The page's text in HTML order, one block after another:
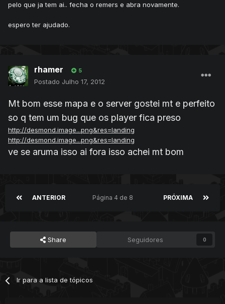
pelo que ja tem ai.. fecha o remers e abra novamente.
espero ter ajudado.
rhamer 5
Postado Julho 17, 2012
Mt bom esse mapa e o server gostei mt e perfeito
so q tem um bug que os player fica preso
http://desmond.image...png&res=landing
http://desmond.image...png&res=landing
ve se aruma isso ai fora isso achei mt bom
ANTERIOR PRÓXIMA
Página 4 de 8
Share Seguidores 0
Ir para a lista de tópicos